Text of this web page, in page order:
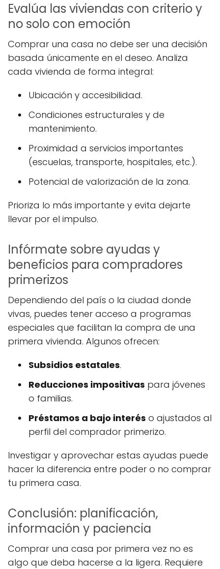
Evalúa las viviendas con criterio y
no solo con emoción
Comprar una casa no debe ser una decisión
basada únicamente en el deseo. Analiza
cada vivienda de forma integral:
Ubicación y accesibilidad.
Condiciones estructurales y de
mantenimiento.
Proximidad a servicios importantes
(escuelas, transporte, hospitales, etc.).
Potencial de valorización de la zona.
Prioriza lo más importante y evita dejarte
llevar por el impulso.
Infórmate sobre ayudas y
beneficios para compradores
primerizos
Dependiendo del país o la ciudad donde
vivas, puedes tener acceso a programas
especiales que facilitan la compra de una
primera vivienda. Algunos ofrecen:
Subsidios estatales.
Reducciones impositivas para jóvenes
o familias.
Préstamos a bajo interés o ajustados al
perfil del comprador primerizo.
Investigar y aprovechar estas ayudas puede
hacer la diferencia entre poder o no comprar
tu primera casa.
Conclusión: planificación,
información y paciencia
Comprar una casa por primera vez no es
algo que deba hacerse a la ligera. Requiere